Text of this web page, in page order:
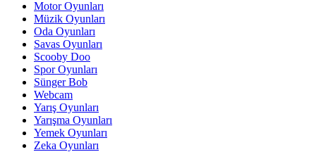
Motor Oyunları
Müzik Oyunları
Oda Oyunları
Savas Oyunları
Scooby Doo
Spor Oyunları
Sünger Bob
Webcam
Yarış Oyunları
Yarışma Oyunları
Yemek Oyunları
Zeka Oyunları